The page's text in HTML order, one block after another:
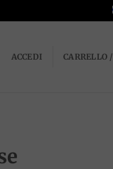
ACCEDI CARRELLO /